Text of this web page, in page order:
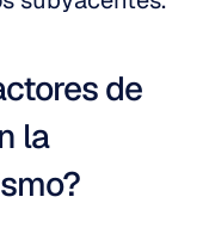
de
la